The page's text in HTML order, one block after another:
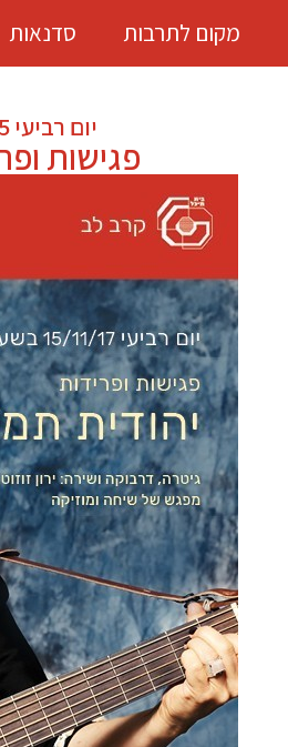
מקום לתרבות סדנאות
יום רביעי 17/11/15 בשעה 20:30
פגישות